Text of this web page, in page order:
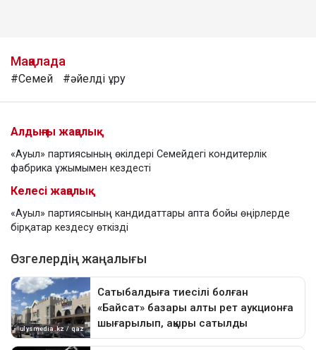
Мақалада
#Семей #әйелді ұру
Алдыңғы жаңалық
«Ауыл» партиясының өкілдері Семейдегі кондитерлік
фабрика ұжымымен кездесті
Келесі жаңалық
«Ауыл» партиясының кандидаттары апта бойы өңірлерде
бірқатар кездесу өткізді